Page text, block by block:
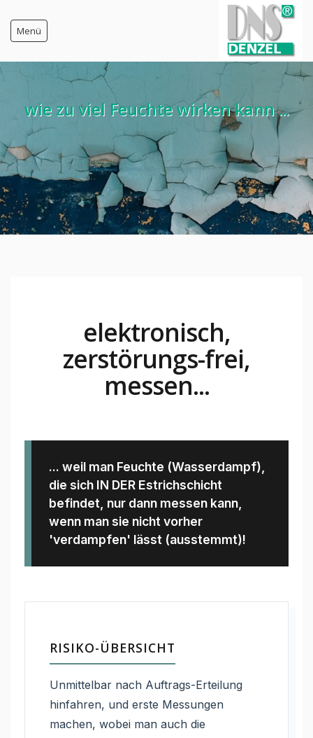
Menü
Zulassung / Anerkennnung
Freigabe / Freistellung / Bedenken
Feuchteschutz-Anleitung
gerichtliche 'Anerkennung'
DNS-Messtechnik
Estrich-Feuchte-Fragen
Baustoff-Feuchte
wie zu viel Feuchte wirken kann ...
elektronisch,
zerstörungs-frei,
messen...
... weil man Feuchte (Wasserdampf),
die sich IN DER Estrichschicht
befindet, nur dann messen kann,
wenn man sie nicht vorher
'verdampfen' lässt (ausstemmt)!
RISIKO-ÜBERSICHT
Unmittelbar nach Auftrags-Erteilung
hinfahren, und erste Messungen
machen, wobei man auch die